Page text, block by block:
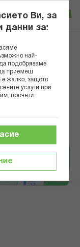
Вход
Ви, за
данни за:
най-
подобряваме
приемеш
е жалко, защото
услуги при
прочети